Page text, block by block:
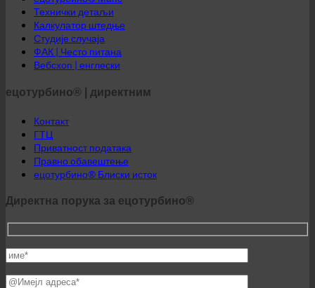
ецотурбино® Мапс
Технички детаљи
Калкулатор штедње
Студије случаја
ФАК | Често питана
Вебсхоп | енглески
ецотурбино® | директним
Контакт
ГТЦ
Приватност података
Правно обавештење
ецотурбино® Блиски исток
Директна порука за ецотурбино®